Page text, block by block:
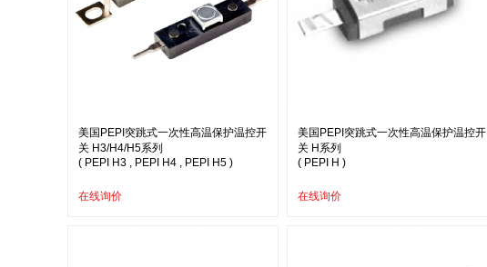
美国PEPI突跳式一次性高温保护温控开
关 H3/H4/H5系列
( PEPI H3 , PEPI H4 , PEPI H5 )
在线询价
美国PEPI突跳式一次性高温保护温控开
关 H系列
( PEPI H )
在线询价